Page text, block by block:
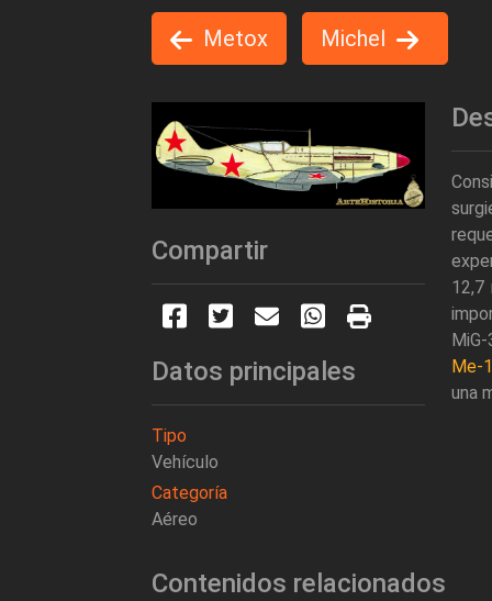
Metox Michel
Compartir
Datos principales
Tipo
Vehículo
Categoría
Aéreo
12,7
Me-
una
Contenidos relacionados